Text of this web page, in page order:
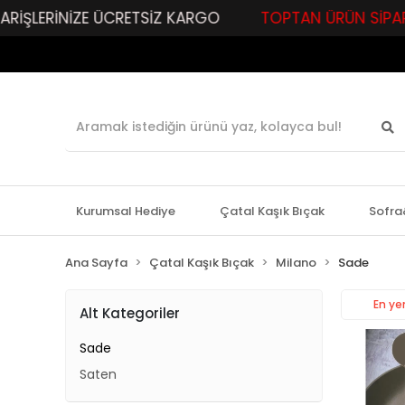
ÜCRETSİZ KARGO TOPTAN ÜRÜN
Kurumsal Hediye Çatal Kaşık Bıçak
Ana Sayfa Çatal Kaşık Bıçak Milano Sade
Alt Kategoriler
Sade
Saten
En